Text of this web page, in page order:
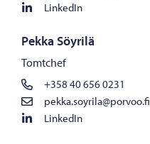
LinkedIn
Pekka Söyrilä
Tomtchef
+358 40 656 0231
pekka.soyrila@porvoo.fi
LinkedIn